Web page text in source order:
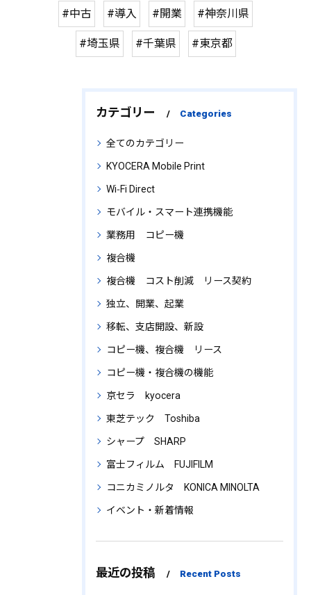
#中古 #導入 #開業 #神奈川県
#埼玉県 #千葉県 #東京都
カテゴリー Categories
全てのカテゴリー
KYOCERA Mobile Print
Wi‑Fi Direct
モバイル・スマート連携機能
業務用 コピー機
複合機
複合機 コスト削減 リース契約
独立、開業、起業
移転、支店開設、新設
コピー機、複合機 リース
コピー機・複合機の機能
京セラ kyocera
東芝テック Toshiba
シャープ SHARP
富士フィルム FUJIFILM
コニカミノルタ KONICA MINOLTA
イベント・新着情報
最近の投稿 Recent Posts